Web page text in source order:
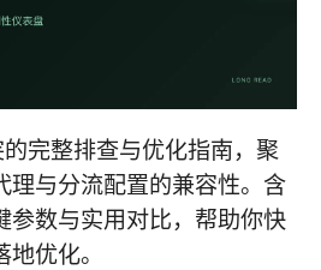
完整排查与优化指南，聚
理与分流配置的兼容性。含
参数与实用对比，帮助你快
优化。